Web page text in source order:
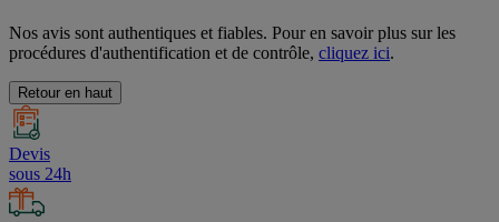
Nos avis sont authentiques et fiables. Pour en savoir plus sur les
procédures d'authentification et de contrôle, cliquez ici.
Retour en haut
Devis
sous 24h